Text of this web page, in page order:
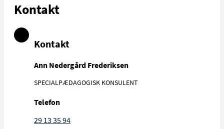
Kontakt
Kontakt
Ann Nedergård Frederiksen
SPECIALPÆDAGOGISK KONSULENT
Telefon
29 13 35 94